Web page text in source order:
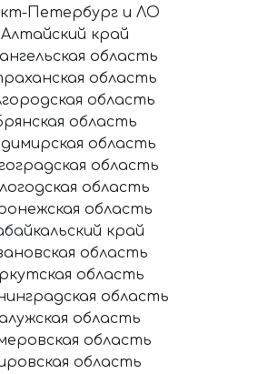
Петербург и ЛО
Алтайский край
область
область
область
область
область
область
область
область
край
область
область
область
область
область
область